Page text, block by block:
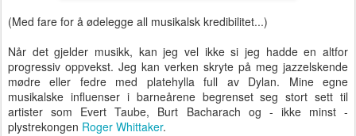
(Med fare for å ødelegge all musikalsk kredibilitet...)
Når det gjelder musikk, kan jeg vel ikke si jeg hadde en altfor
progressiv oppvekst. Jeg kan verken skryte på meg jazzelskende
mødre eller fedre med platehylla full av Dylan. Mine egne
musikalske influenser i barneårene begrenset seg stort sett til
artister som Evert Taube, Burt Bacharach og - ikke minst -
plystrekongen Roger Whittaker.